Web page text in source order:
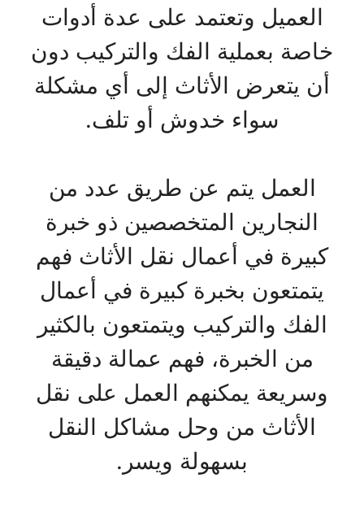
العميل وتعتمد على عدة أدوات
خاصة بعملية الفك والتركيب دون
أن يتعرض الأثاث إلى أي مشكلة
سواء خدوش أو تلف.
العمل يتم عن طريق عدد من
النجارين المتخصصين ذو خبرة
كبيرة في أعمال نقل الأثاث فهم
يتمتعون بخبرة كبيرة في أعمال
الفك والتركيب ويتمتعون بالكثير
من الخبرة، فهم عمالة دقيقة
وسريعة يمكنهم العمل على نقل
الأثاث من وحل مشاكل النقل
بسهولة ويسر.